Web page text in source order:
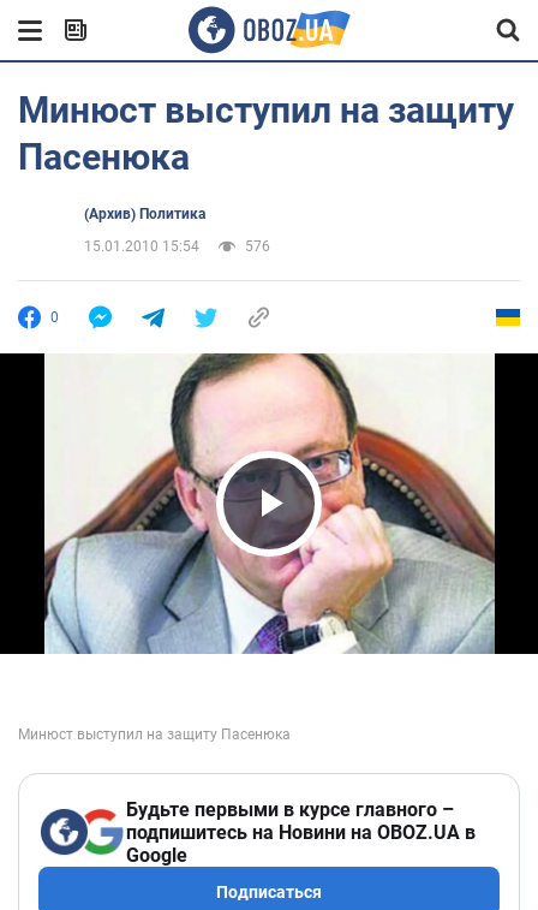
Минюст выступил на защиту
Пасенюка
(Архив) Политика
15.01.2010 15:54
576
0
Play Video
Будьте первыми в курсе главного –
подпишитесь на Новини на OBOZ.UA в
Google
Подписаться